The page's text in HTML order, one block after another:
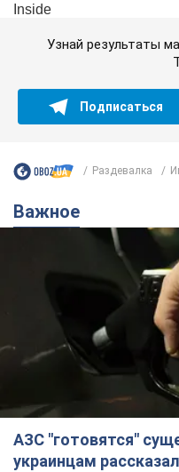
Узнай результаты
Подписаться
Раздевалка
Важное
АЗС "готовятся"
украинцам